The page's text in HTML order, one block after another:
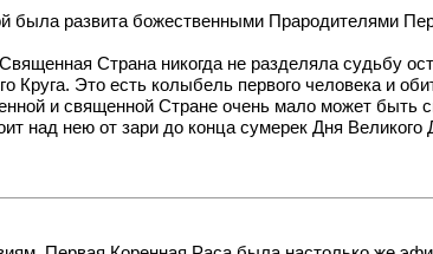
была развита божественными Прародителями
Страна никогда не разделяла судьбу
Это есть колыбель первого человека и
и священной Стране очень мало может быть
над нею от зари до конца сумерек Дня Великого